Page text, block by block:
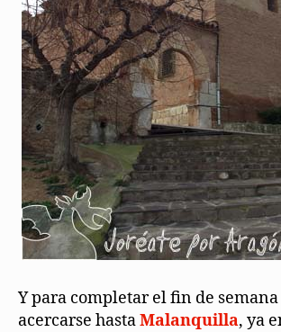
Y para completar el fin de
acercarse hastaMalanquilla, ya